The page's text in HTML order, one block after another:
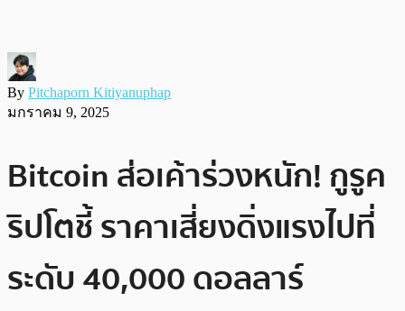
By Pitchaporn Kitiyanuphap
มกราคม 9, 2025
Bitcoin ส่อเค้าร่วงหนัก! กูรูค
ริปโตชี้ ราคาเสี่ยงดิ่งแรงไปที่
ระดับ 40,000 ดอลลาร์